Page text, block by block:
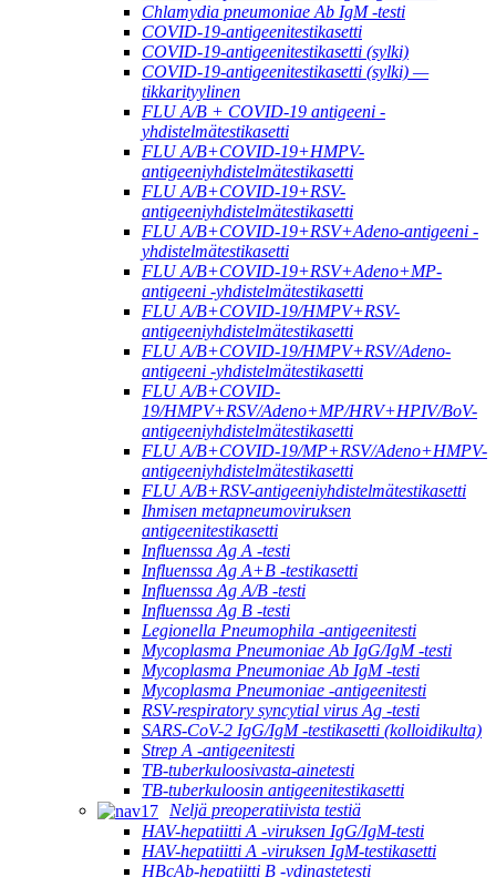
Chlamydia pneumoniae Ab IgM -testi
COVID-19-antigeenitestikasetti
COVID-19-antigeenitestikasetti (sylki)
COVID-19-antigeenitestikasetti (sylki) —
tikkarityylinen
FLU A/B + COVID-19 antigeeni -
yhdistelmätestikasetti
FLU A/B+COVID-19+HMPV-
antigeeniyhdistelmätestikasetti
FLU A/B+COVID-19+RSV-
antigeeniyhdistelmätestikasetti
FLU A/B+COVID-19+RSV+Adeno-antigeeni -
yhdistelmätestikasetti
FLU A/B+COVID-19+RSV+Adeno+MP-
antigeeni -yhdistelmätestikasetti
FLU A/B+COVID-19/HMPV+RSV-
antigeeniyhdistelmätestikasetti
FLU A/B+COVID-19/HMPV+RSV/Adeno-
antigeeni -yhdistelmätestikasetti
FLU A/B+COVID-
19/HMPV+RSV/Adeno+MP/HRV+HPIV/BoV-
antigeeniyhdistelmätestikasetti
FLU A/B+COVID-19/MP+RSV/Adeno+HMPV-
antigeeniyhdistelmätestikasetti
FLU A/B+RSV-antigeeniyhdistelmätestikasetti
Ihmisen metapneumoviruksen
antigeenitestikasetti
Influenssa Ag A -testi
Influenssa Ag A+B -testikasetti
Influenssa Ag A/B -testi
Influenssa Ag B -testi
Legionella Pneumophila -antigeenitesti
Mycoplasma Pneumoniae Ab IgG/IgM -testi
Mycoplasma Pneumoniae Ab IgM -testi
Mycoplasma Pneumoniae -antigeenitesti
RSV-respiratory syncytial virus Ag -testi
SARS-CoV-2 IgG/IgM -testikasetti (kolloidikulta)
Strep A -antigeenitesti
TB-tuberkuloosivasta-ainetesti
TB-tuberkuloosin antigeenitestikasetti
Neljä preoperatiivista testiä
HAV-hepatiitti A -viruksen IgG/IgM-testi
HAV-hepatiitti A -viruksen IgM-testikasetti
HBcAb-hepatiitti B -ydinastetesti